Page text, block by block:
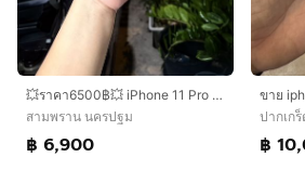
💥ราคา6500฿💥 iPhone 11 Pro Max 256GB 🇹🇭ประกันร้าน30วันการใช้งานปกติทุกอย่างสุขภาพแบต70%อุปกรณ์แถมเคสฟิล์มชุดชาร์จนัดรับพุทธมณฑลสาย5เร่งด่วน📲06553236
สามพราน นครปฐม
฿ 6,900
ปากเก
฿